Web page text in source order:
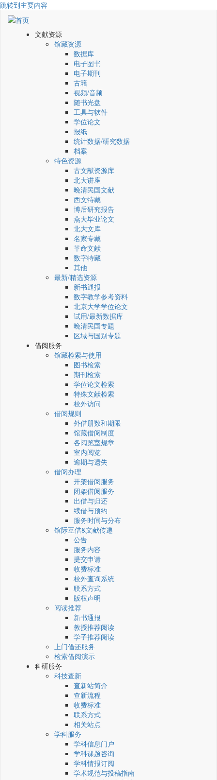
跳转到主要内容
文献资源
馆藏资源
数据库
电子图书
电子期刊
古籍
视频/音频
随书光盘
工具与软件
学位论文
报纸
统计数据/研究数据
档案
特色资源
古文献资源库
北大讲座
晚清民国文献
西文特藏
博后研究报告
燕大毕业论文
北大文库
名家专藏
革命文献
数字特藏
其他
最新/精选资源
新书通报
数字教学参考资料
北京大学学位论文
试用/最新数据库
晚清民国专题
区域与国别专题
借阅服务
馆藏检索与使用
图书检索
期刊检索
学位论文检索
特殊文献检索
校外访问
借阅规则
外借册数和期限
馆藏借阅制度
各阅览室规章
室内阅览
逾期与遗失
借阅办理
开架借阅服务
闭架借阅服务
出借与归还
续借与预约
服务时间与分布
馆际互借&文献传递
公告
服务内容
提交申请
收费标准
校外查询系统
联系方式
版权声明
阅读推荐
新书通报
教授推荐阅读
学子推荐阅读
上门借还服务
检索借阅演示
科研服务
科技查新
查新站简介
查新流程
收费标准
联系方式
相关站点
学科服务
学科信息门户
学科课题咨询
学科情报订阅
学术规范与投稿指南